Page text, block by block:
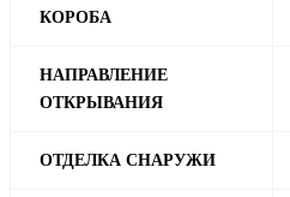
КОРОБА
НАПРАВЛЕНИЕ
ОТКРЫВАНИЯ
ОТДЕЛКА СНАРУЖИ